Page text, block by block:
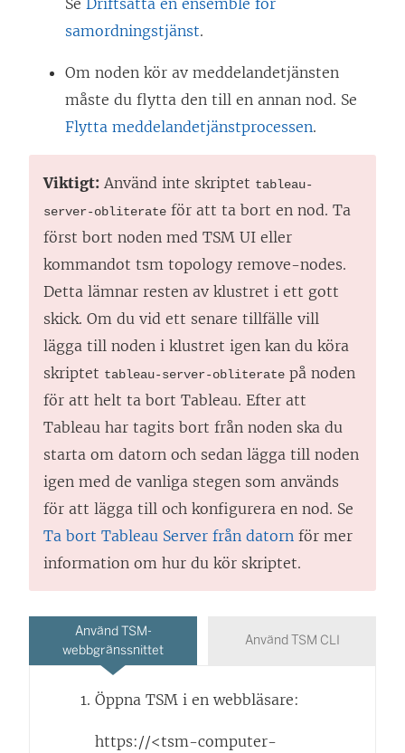
samordningstjänst.
Om noden kör av meddelandetjänsten
måste du flytta den till en annan nod. Se
Flytta meddelandetjänstprocessen.
Viktigt: Använd inte skriptet tableau-
server-obliterate för att ta bort en nod. Ta
först bort noden med TSM UI eller
kommandot tsm topology remove-nodes.
Detta lämnar resten av klustret i ett gott
skick. Om du vid ett senare tillfälle vill
lägga till noden i klustret igen kan du köra
skriptet tableau-server-obliterate på noden
för att helt ta bort Tableau. Efter att
Tableau har tagits bort från noden ska du
starta om datorn och sedan lägga till noden
igen med de vanliga stegen som används
för att lägga till och konfigurera en nod. Se
Ta bort Tableau Server från datorn för mer
information om hur du kör skriptet.
Använd TSM-
webbgränssnittet
Använd TSM CLI
Öppna TSM i en webbläsare:
https://<tsm-computer-